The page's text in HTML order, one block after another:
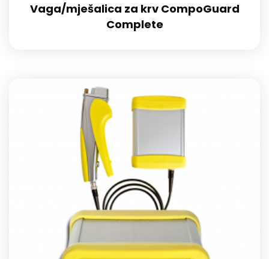
Vaga/mješalica za krv CompoGuard
Complete